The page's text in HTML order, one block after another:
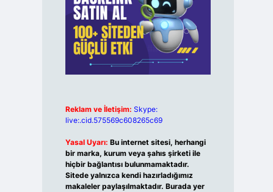
Reklam ve İletişim: Skype:
live:.cid.575569c608265c69
Yasal Uyarı: Bu internet sitesi, herhangi
bir marka, kurum veya şahıs şirketi ile
hiçbir bağlantısı bulunmamaktadır.
Sitede yalnızca kendi hazırladığımız
makaleler paylaşılmaktadır. Burada yer